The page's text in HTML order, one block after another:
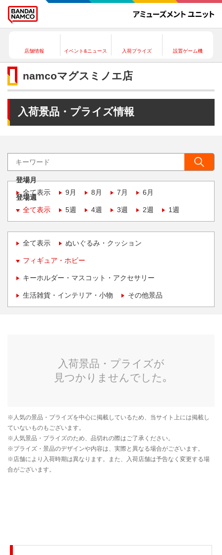
店舗情報 イベント&ニュース 入荷プライズ 設置ゲーム機
namcoマグスミノエ店
入荷景品・プライズ情報
登場月
全て表示
9月 8月 7月 6月
登場週
全て表示
5週 4週 3週 2週 1週
全て表示 ぬいぐるみ・クッション
フィギュア・ホビー
キーホルダー・マスコット・アクセサリー
生活雑貨・インテリア・小物 その他景品